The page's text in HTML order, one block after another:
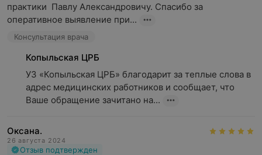
практики  Павлу Александровичу. Спасибо за
оперативное выявление при...
Консультация врача
Копыльская ЦРБ
УЗ «Копыльская ЦРБ» благодарит за теплые слова в
адрес медицинских работников и сообщает, что
Ваше обращение зачитано на...
Оксана.
26 августа 2024
Отзыв подтвержден